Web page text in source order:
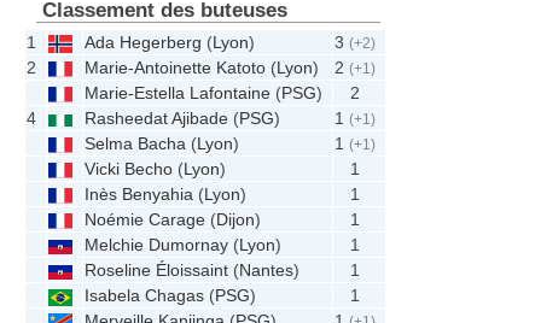
Classement des buteuses
1 Ada Hegerberg (Lyon) 3(+2)
2 Marie-Antoinette Katoto (Lyon) 2(+1)
Marie-Estella Lafontaine (PSG)
2
4
Rasheedat Ajibade (PSG) 1(+1)
Selma Bacha (Lyon) 1(+1)
Vicki Becho (Lyon)
1
Inès Benyahia (Lyon)
1
Noémie Carage (Dijon)
1
Melchie Dumornay (Lyon)
1
Roseline Éloissaint (Nantes)
1
Isabela Chagas (PSG)
1